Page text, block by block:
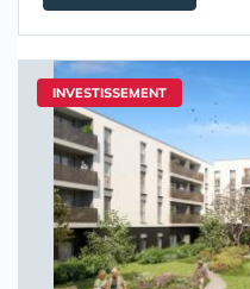
INVESTISSEMENT